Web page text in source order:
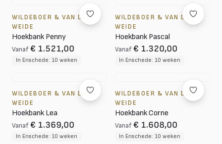
WILDEBOER & VAN DER
WEIDE
Hoekbank Penny
Vanaf € 1.521,00
In Enschede: 10 weken
WILDEBOER & VAN DER
WEIDE
Hoekbank Pascal
Vanaf € 1.320,00
In Enschede: 10 weken
WILDEBOER & VAN DER
WEIDE
Hoekbank Lea
Vanaf € 1.369,00
In Enschede: 10 weken
WILDEBOER & VAN DER
WEIDE
Hoekbank Corne
Vanaf € 1.608,00
In Enschede: 10 weken